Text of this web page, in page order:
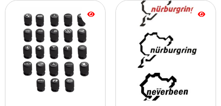
Den
produkten
varianter.
alternativen
Den
produkten
varianter.
alternativen